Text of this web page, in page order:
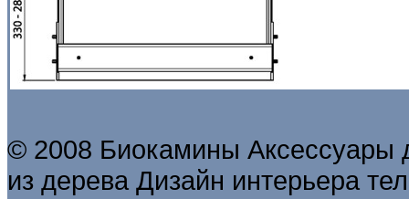
© 2008 Биокамины
из дерева Дизайн интерьера